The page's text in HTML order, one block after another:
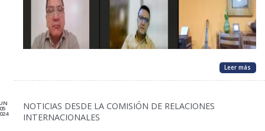
Leer más
05
NOTICIAS DESDE LA COMISIÓN DE RELACIONES
INTERNACIONALES